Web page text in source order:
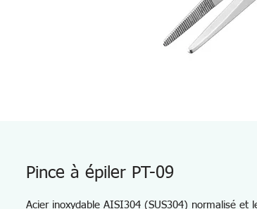
Pince à épiler PT-09
Acier inoxydable AISI304 (SUS304) normalisé et